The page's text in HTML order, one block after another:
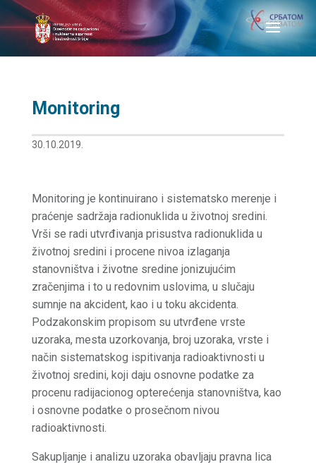
Monitoring
30.10.2019.
Monitoring je kontinuirano i sistematsko merenje i
praćenje sadržaja radionuklida u životnoj sredini.
Vrši se radi utvrđivanja prisustva radionuklida u
životnoj sredini i procene nivoa izlaganja
stanovništva i životne sredine jonizujućim
zračenjima i to u redovnim uslovima, u slučaju
sumnje na akcident, kao i u toku akcidenta.
Podzakonskim propisom su utvrđene vrste
uzoraka, mesta uzorkovanja, broj uzoraka, vrste i
način sistematskog ispitivanja radioaktivnosti u
životnoj sredini, koji daju osnovne podatke za
procenu radijacionog opterećenja stanovništva, kao
i osnovne podatke o prosečnom nivou
radioaktivnosti.
Sakupljanje i analizu uzoraka obavljaju pravna lica